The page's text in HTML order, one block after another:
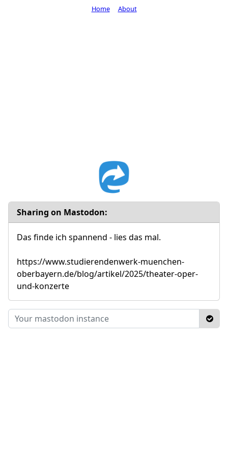
Sharing on Mastodon:
Das finde ich spannend - lies das mal.
https://www.studierendenwerk-muenchen-
oberbayern.de/blog/artikel/2025/theater-oper-
und-konzerte
Home About